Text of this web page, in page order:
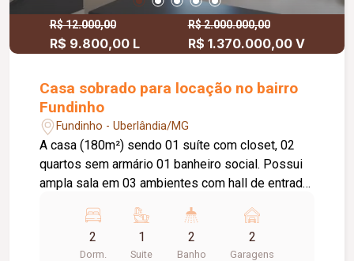
R$ 12.000,00
R$ 9.800,00 L
R$ 2.000.000,00
R$ 1.370.000,00 V
Casa sobrado para locação no bairro
Fundinho
Fundinho - Uberlândia/MG
A casa (180m²) sendo 01 suíte com closet, 02
quartos sem armário 01 banheiro social. Possui
ampla sala em 03 ambientes com hall de entrada,
planejada, área de lazer com a churrasqueira e 01
lavabo. Área de serviço, com despensa e quarto
2
Dorm.
1
Suite
2
Banho
2
Garagens